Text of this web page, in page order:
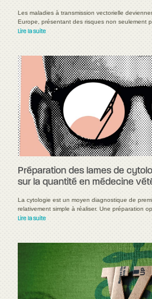
Les maladies à transmission vectorielle
Europe, présentant des risques non seulement
Lire la suite
Préparation des lames de
sur la quantité en médecine
La cytologie est un moyen diagnostique de
relativement simple à réaliser. Une préparation
Lire la suite